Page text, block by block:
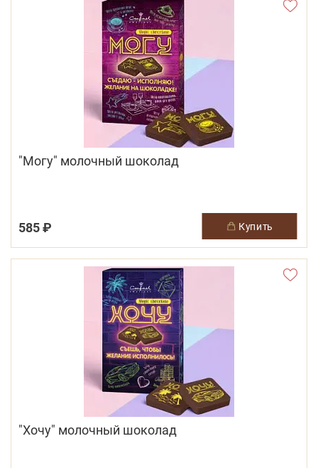
"Могу" молочный шоколад
585 ₽ купить
"Хочу" молочный шоколад